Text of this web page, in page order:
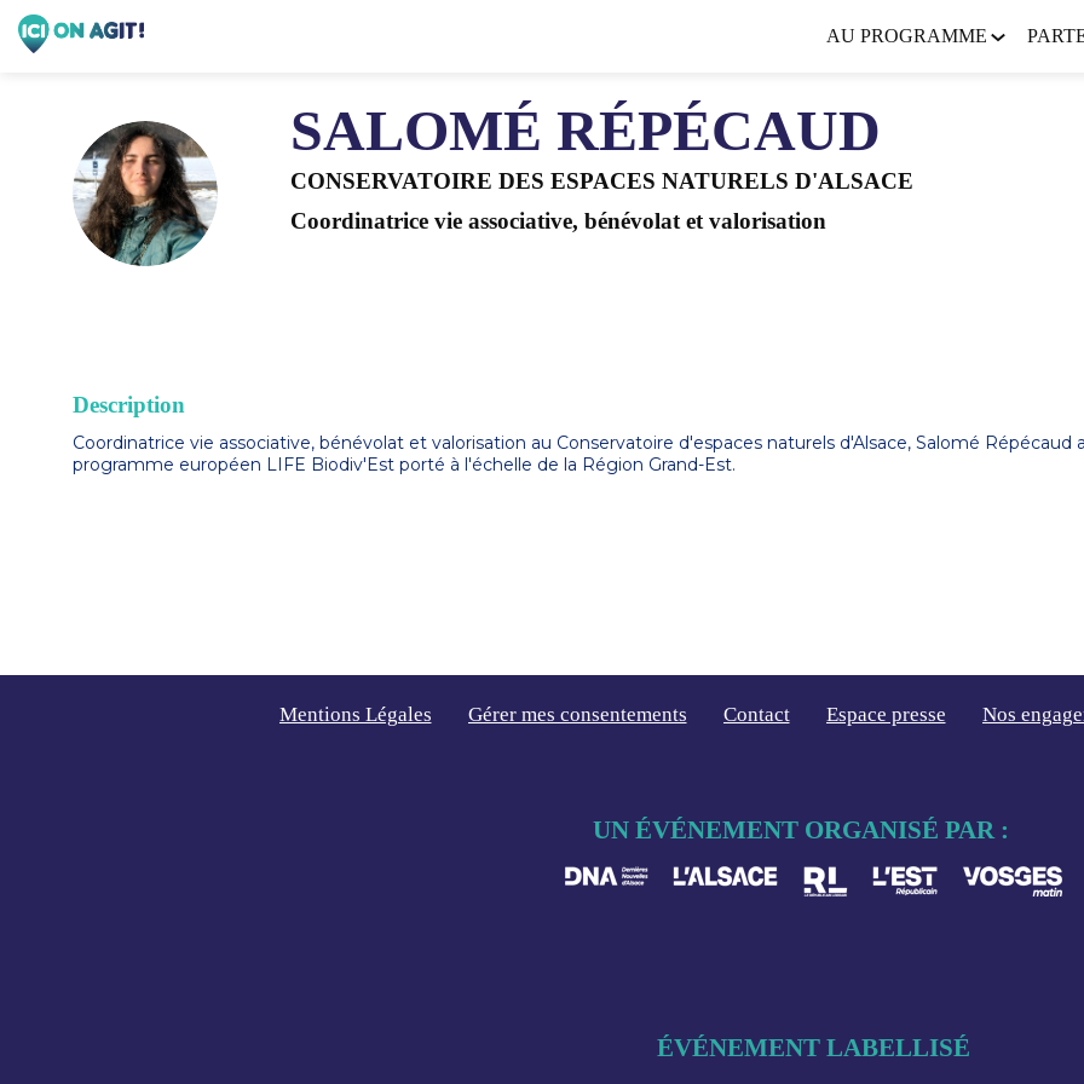
AU PROGRAMME
SR
SALOMÉ RÉPÉCAUD
CONSERVATOIRE DES ESPACES NATURELS D'ALSACE
Coordinatrice vie associative, bénévolat et valorisation
Description
Coordinatrice vie associative, bénévolat et valorisation au Conservatoire d'espaces naturels d'Alsace, Salomé
programme européen LIFE Biodiv'Est porté à l'échelle de la Région Grand-Est.
UN ÉVÉNEMENT ORGANISÉ PAR :
Mentions Légales Gérer mes consentements Contact Espace presse Nos
ÉVÉNEMENT LABELLISÉ